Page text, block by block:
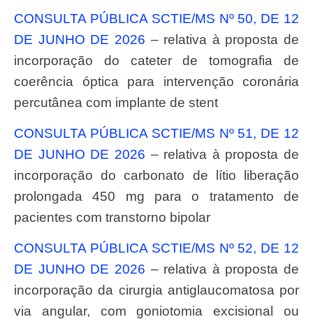
CONSULTA PÚBLICA SCTIE/MS Nº 50, DE 12
DE JUNHO DE 2026 – relativa à proposta de
incorporação do cateter de tomografia de
coerência óptica para intervenção coronária
percutânea com implante de stent
CONSULTA PÚBLICA SCTIE/MS Nº 51, DE 12
DE JUNHO DE 2026 – relativa à proposta de
incorporação do carbonato de lítio liberação
prolongada 450 mg para o tratamento de
pacientes com transtorno bipolar
CONSULTA PÚBLICA SCTIE/MS Nº 52, DE 12
DE JUNHO DE 2026 – relativa à proposta de
incorporação da cirurgia antiglaucomatosa por
via angular, com goniotomia excisional ou